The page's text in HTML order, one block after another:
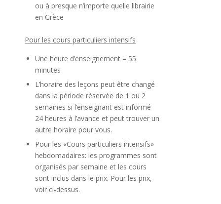
ou à presque n’importe quelle librairie
en Grèce
Pour les cours particuliers intensifs
Une heure d’enseignement = 55
minutes
L’horaire des leçons peut être changé
dans la période réservée de 1 ou 2
semaines si l’enseignant est informé
24 heures à l’avance et peut trouver un
autre horaire pour vous.
Pour les «Cours particuliers intensifs»
hebdomadaires: les programmes sont
organisés par semaine et les cours
sont inclus dans le prix. Pour les prix,
voir ci-dessus.